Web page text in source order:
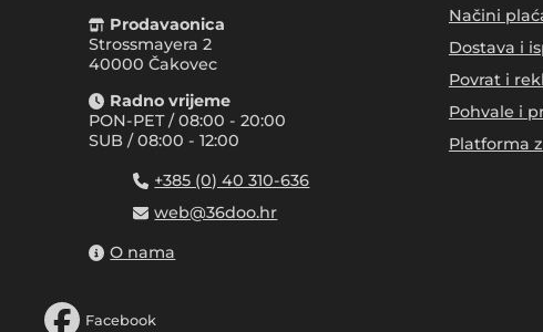
Prodavaonica
Strossmayera 2
40000 Čakovec
Radno vrijeme
PON-PET / 08:00 - 20:00
SUB / 08:00 - 12:00
+385 (0) 40 310-636
web@36doo.hr
O nama
Facebook
Načini
Dostava i
Povrat i
Pohvale i
Platforma